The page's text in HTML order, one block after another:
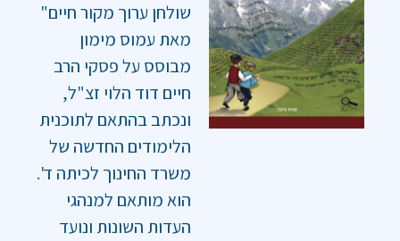
שולחן ערוך מקור חיים"
מאת עמוס מימון
מבוסס על פסקי הרב
חיים דוד הלוי זצ"ל,
ונכתב בהתאם לתוכנית
הלימודים החדשה של
משרד החינוך לכיתה ד'.
הוא מותאם למנהגי
העדות השונות ונועד